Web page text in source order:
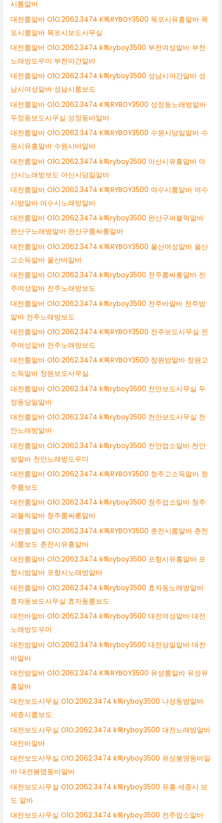
시룸알바
대전룸알바 O1O.2062.3474 K톡RYBOY3500 목포시유흥알바 목
포시룸알바 목포시보도사무실
대전룸알바 O1O.2062.3474 k톡ryboy3500 부천여성알바 부천
노래방도우미 부천야간알바
대전룸알바 O1O.2062.3474 k톡ryboy3500 성남시야간알바 성
남시여성알바 성남시룸보도
대전룸알바 O1O.2062.3474 K톡RYBOY3500 성정동노래방알바
두정동보도사무실 성정동바알바
대전룸알바 O1O.2062.3474 K톡RYBOY3500 수원시당일알바 수
원시유흥알바 수원시바알바
대전룸알바 O1O.2062.3474 k톡ryboy3500 아산시유흥알바 아
산시노래방보도 아산시당일알바
대전룸알바 O1O.2062.3474 K톡RYBOY3500 여수시룸알바 여수
시밤알바 여수시노래방알바
대전룸알바 O1O.2062.3474 k톡ryboy3500 완산구퍼블릭알바
완산구노래방알바 완산구룸싸롱알바
대전룸알바 O1O.2062.3474 K톡RYBOY3500 울산여성알바 울산
고소득알바 울산바알바
대전룸알바 O1O.2062.3474 k톡ryboy3500 전주룸싸롱알바 전
주여성알바 전주노래방보도
대전룸알바 O1O.2062.3474 k톡ryboy3500 전주바알바 전주밤
알바 전주노래방보도
대전룸알바 O1O.2062.3474 K톡RYBOY3500 전주보도사무실 전
주여성알바 전주노래방보도
대전룸알바 O1O.2062.3474 K톡RYBOY3500 창원밤알바 창원고
소득알바 창원보도사무실
대전룸알바 O1O.2062.3474 k톡ryboy3500 천안보도사무실 두
정동당일알바
대전룸알바 O1O.2062.3474 k톡ryboy3500 천안보도사무실 천
안노래방알바
대전룸알바 O1O.2062.3474 k톡ryboy3500 천안업소알바 천안
밤알바 천안노래방도우미
대전룸알바 O1O.2062.3474 K톡RYBOY3500 청주고소득알바 청
주룸보도
대전룸알바 O1O.2062.3474 k톡ryboy3500 청주업소알바 청주
퍼블릭알바 청주룸싸롱알바
대전룸알바 O1O.2062.3474 K톡RYBOY3500 춘천시룸알바 춘천
시룸보도 춘천시유흥알바
대전룸알바 O1O.2062.3474 k톡ryboy3500 포항시유흥알바 포
항시밤알바 포항시노래방알바
대전룸알바 O1O.2062.3474 k톡ryboy3500 효자동노래방알바
효자동보도사무실 효자동룸보도
대전바알바 O1O.2062.3474 k톡ryboy3500 대전여성알바 대전
노래방도우미
대전밤알바 O1O.2062.3474 k톡ryboy3500 대전당일알바 대전
바알바
대전밤알바 O1O.2062.3474 K톡RYBOY3500 유성룸알바 유성유
흥알바
대전보도사무실 O1O.2062.3474 k톡ryboy3500 나성동밤알바
세종시룸보도
대전보도사무실 O1O.2062.3474 k톡ryboy3500 대전노래방알바
대전바알바
대전보도사무실 O1O.2062.3474 k톡ryboy3500 유성봉명동바알
바 대전봉명동바알바
대전보도사무실 O1O.2062.3474 k톡ryboy3500 유흥 세종시 보
도 알바
대전보도사무실 O1O.2062.3474 k톡ryboy3500 전주업소알바